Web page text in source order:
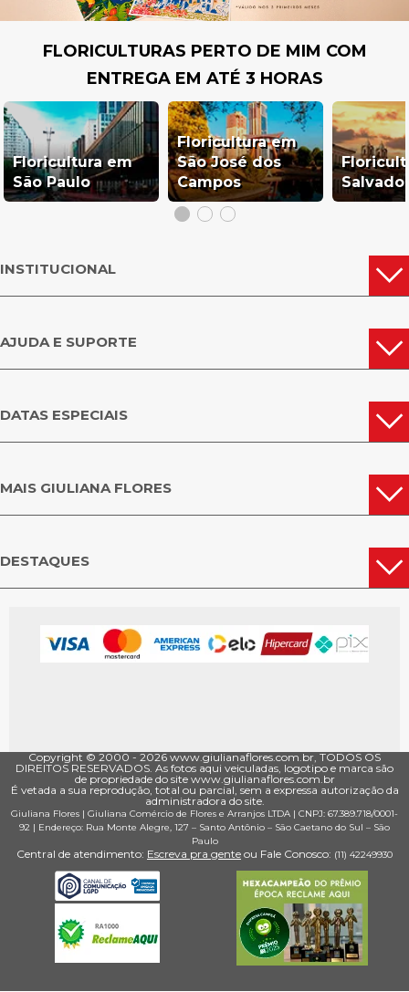
FLORICULTURAS PERTO DE MIM COM
ENTREGA EM ATÉ 3 HORAS
Floricultura em
São Paulo
Floricultura em
São José dos
Campos
INSTITUCIONAL
AJUDA E SUPORTE
DATAS ESPECIAIS
MAIS GIULIANA FLORES
DESTAQUES
Copyright © 2000 - ­2026 www.giulianaflores.com.br, TODOS OS
DIREITOS RESERVADOS. As fotos aqui veiculadas, logotipo e marca são
de propriedade do site www.giulianaflores.com.br
É vetada a sua reprodução, total ou parcial, sem a expressa autorização da
administradora do site.
Giuliana Flores | Giuliana Comércio de Flores e Arranjos LTDA | CNPJ: 67.389.718/0001­
92 | Endereço: Rua Monte Alegre, 127 – Santo Antônio – São Caetano do Sul – São
Paulo
Central de atendimento: Escreva pra gente ou Fale Conosco: (11) 4224­9930